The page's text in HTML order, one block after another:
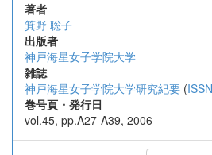
著者
箕野 聡子
出版者
神戸海星女子学院大学
雑誌
神戸海星女子学院大学研究紀要 (
巻号頁・発行日
vol.45, pp.A27-A39, 2006